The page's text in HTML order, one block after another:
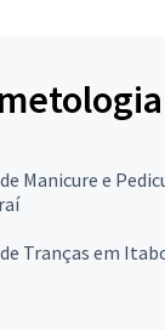
Manicure e
Tranças em